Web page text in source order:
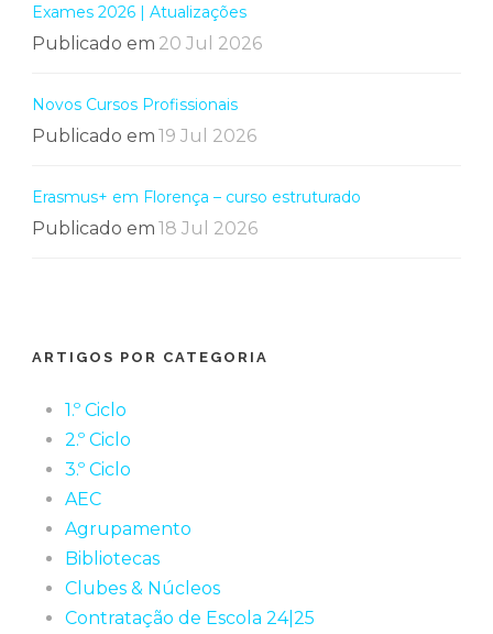
Exames 2026 | Atualizações
Publicado em 20 Jul 2026
Novos Cursos Profissionais
Publicado em 19 Jul 2026
Erasmus+ em Florença – curso estruturado
Publicado em 18 Jul 2026
ARTIGOS POR CATEGORIA
1.º Ciclo
2.º Ciclo
3.º Ciclo
AEC
Agrupamento
Bibliotecas
Clubes & Núcleos
Contratação de Escola 24|25